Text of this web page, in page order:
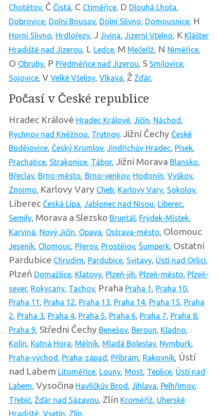
Chotětov, Č Čistá, C Ctiměřice, D Dlouhá Lhota,
Dobrovice, Dolní Bousov, Dolní Slivno, Domousnice, H
Horní Slivno, Hrdlořezy, J Jivina, Jizerní Vtelno, K Klášter
Hradiště nad Jizerou, L Ledce, M Mečeříž, N Niměřice,
O Obruby, P Předměřice nad Jizerou, S Smilovice,
Sojovice, V Velké Všelisy, Vlkava, Ž Žďár,
Počasí v České republice
Hradec Králové Hradec Králové, Jičín, Náchod ,
Rychnov nad Kněžnou, Trutnov, Jižní Čechy České
Budějovice, Český Krumlov, Jindřichův Hradec, Písek,
Prachatice, Strakonice, Tábor, Jižní Morava Blansko,
Břeclav, Brno-město, Brno-venkov, Hodonín, Vyškov,
Znojmo, Karlovy Vary Cheb, Karlovy Vary, Sokolov,
Liberec Česká Lípa, Jablonec nad Nisou, Liberec,
Semily, Morava a Slezsko Bruntál, Frýdek-Místek,
Karviná, Nový Jičín, Opava, Ostrava-město, Olomouc
Jeseník, Olomouc, Přerov, Prostějov, Šumperk, Ostatní
Pardubice Chrudim, Pardubice, Svitavy, Ústí nad Orlicí,
Plzeň Domažlice, Klatovy, Plzeň-jih, Plzeň-město, Plzeň-
sever, Rokycany, Tachov, Praha Praha 1 , Praha 10,
Praha 11 , Praha 12, Praha 13, Praha 14, Praha 15, Praha
2, Praha 3, Praha 4, Praha 5, Praha 6, Praha 7, Praha 8,
Praha 9, Středni Čechy Benešov, Beroun, Kladno,
Kolín, Kutná Hora, Mělník, Mladá Boleslav, Nymburk,
Praha-východ , Praha-západ , Příbram, Rakovník, Ústí
nad Labem Litoměřice, Louny, Most, Teplice, Ústí nad
Labem, Vysočina Havlíčkův Brod , Jihlava, Pelhřimov,
Třebíč, Žďár nad Sázavou, Zlín Kroměříž, Uherské
Hradiště, Vsetín, Zlín,